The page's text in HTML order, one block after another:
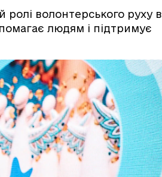
ролі волонтерського руху в
людям і підтримує